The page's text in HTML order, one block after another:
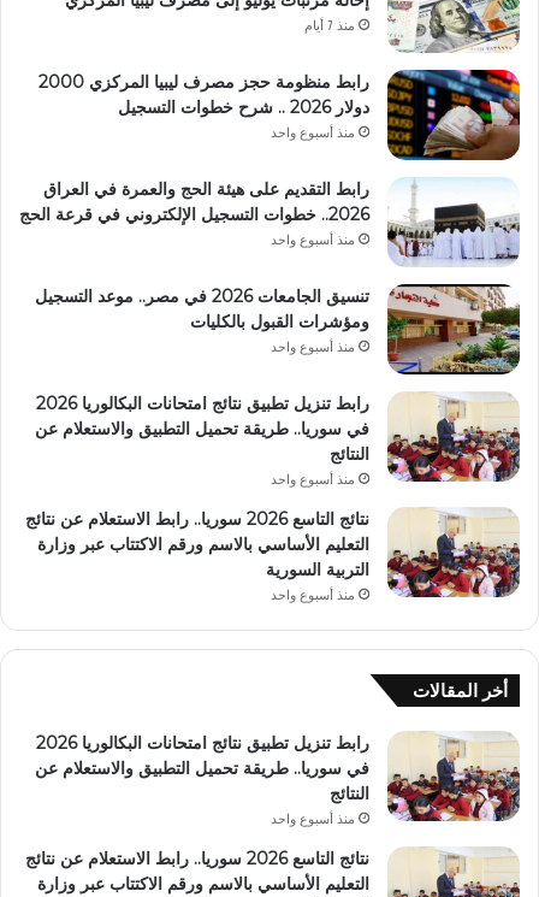
منذ 7 أيام
رابط منظومة حجز مصرف ليبيا المركزي 2000
دولار 2026 .. شرح خطوات التسجيل
منذ أسبوع واحد
رابط التقديم على هيئة الحج والعمرة في العراق
2026.. خطوات التسجيل الإلكتروني في قرعة الحج
منذ أسبوع واحد
تنسيق الجامعات 2026 في مصر.. موعد التسجيل
ومؤشرات القبول بالكليات
منذ أسبوع واحد
رابط تنزيل تطبيق نتائج امتحانات البكالوريا 2026
في سوريا.. طريقة تحميل التطبيق والاستعلام عن
النتائج
منذ أسبوع واحد
نتائج التاسع 2026 سوريا.. رابط الاستعلام عن نتائج
التعليم الأساسي بالاسم ورقم الاكتتاب عبر وزارة
التربية السورية
منذ أسبوع واحد
أخر المقالات
رابط تنزيل تطبيق نتائج امتحانات البكالوريا 2026
في سوريا.. طريقة تحميل التطبيق والاستعلام عن
النتائج
منذ أسبوع واحد
نتائج التاسع 2026 سوريا.. رابط الاستعلام عن نتائج
التعليم الأساسي بالاسم ورقم الاكتتاب عبر وزارة